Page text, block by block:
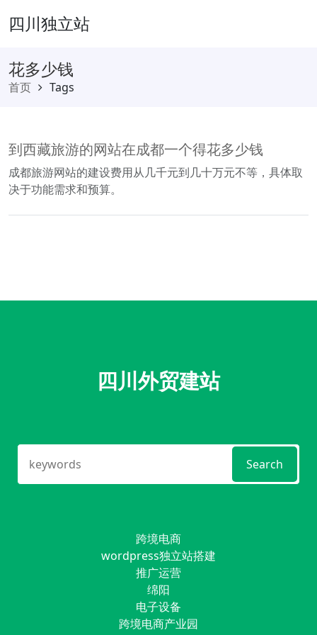
四川独立站
花多少钱
首页 Tags
到西藏旅游的网站在成都一个得花多少钱
成都旅游网站的建设费用从几千元到几十万元不等，具体取
决于功能需求和预算。
四川外贸建站
Search
跨境电商
wordpress独立站搭建
推广运营
绵阳
电子设备
跨境电商产业园